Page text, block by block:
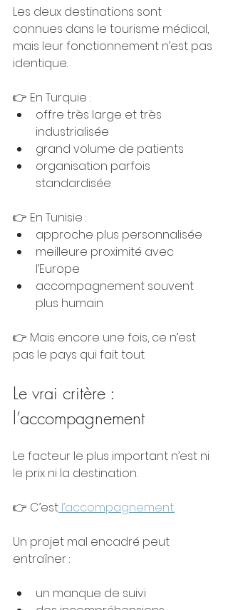
Les deux destinations sont
connues dans le tourisme médical,
mais leur fonctionnement n’est pas
identique.
👉 En Turquie :
offre très large et très
industrialisée
grand volume de patients
organisation parfois
standardisée
👉 En Tunisie :
approche plus personnalisée
meilleure proximité avec
l’Europe
accompagnement souvent
plus humain
👉 Mais encore une fois, ce n’est
pas le pays qui fait tout.
Le vrai critère :
l’accompagnement
Le facteur le plus important n’est ni
le prix ni la destination.
👉 C’est l’accompagnement.
Un projet mal encadré peut
entraîner :
un manque de suivi